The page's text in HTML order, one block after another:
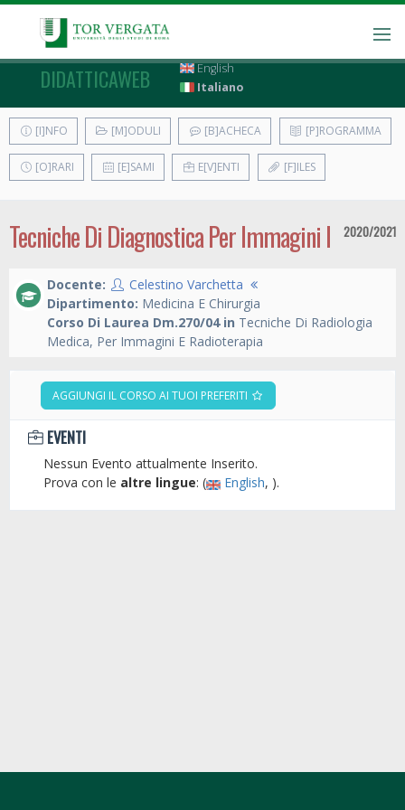
DIDATTICAWEB
English
Italiano
[I]NFO [M]ODULI [B]ACHECA [P]ROGRAMMA
[O]RARI [E]SAMI E[V]ENTI [F]ILES
Tecniche Di Diagnostica Per Immagini I 2020/2021
Docente:
Celestino Varchetta
Dipartimento: Medicina E Chirurgia
Corso Di Laurea Dm.270/04 in Tecniche Di Radiologia
Medica, Per Immagini E Radioterapia
AGGIUNGI IL CORSO AI TUOI PREFERITI
EVENTI
Nessun Evento attualmente Inserito.
Prova con le altre lingue: ( English, ).